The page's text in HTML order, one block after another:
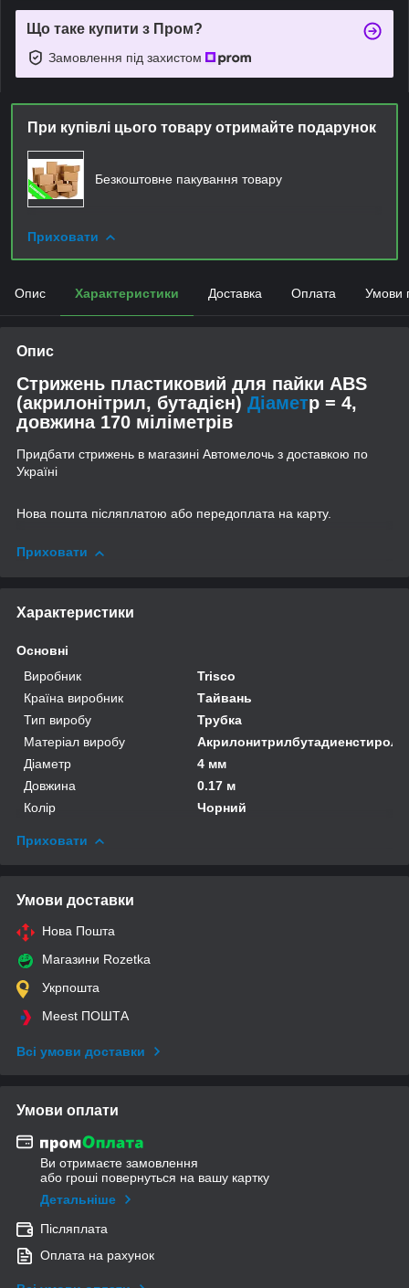
Що таке купити з Пром?
Замовлення під захистом
При купівлі цього товару отримайте подарунок
Безкоштовне пакування товару
Приховати
Опис Характеристики Доставка Оплата Умови
Опис
Стрижень пластиковий для пайки ABS
(акрилонітрил, бутадієн) Діаметр = 4,
довжина 170 міліметрів
Придбати стрижень в магазині Автомелочь з доставкою по
Україні
Нова пошта післяплатою або передоплата на карту.
Приховати
Характеристики
Основні
Виробник
Trisco
Країна виробник
Тайвань
Тип виробу
Трубка
Матеріал виробу
Акрилонитрилбутадиенстирол
Діаметр
4 мм
Довжина
0.17 м
Колір
Чорний
Приховати
Умови доставки
Нова Пошта
Магазини Rozetka
Укрпошта
Meest ПОШТА
Всі умови доставки
Умови оплати
Ви отримаєте замовлення
або гроші повернуться на вашу картку
Детальніше
Післяплата
Оплата на рахунок